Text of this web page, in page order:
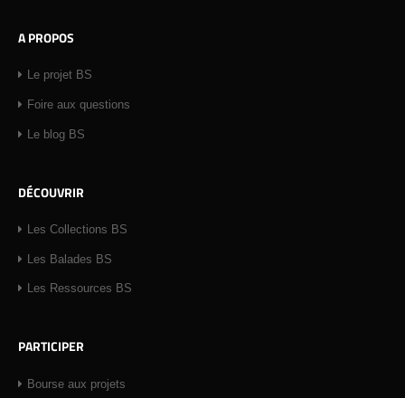
A PROPOS
Le projet BS
Foire aux questions
Le blog BS
DÉCOUVRIR
Les Collections BS
Les Balades BS
Les Ressources BS
PARTICIPER
Bourse aux projets